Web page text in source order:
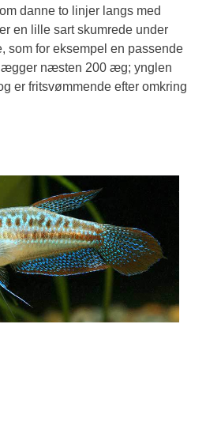
danne to linjer langs med
en lille sart skumrede under
som for eksempel en passende
næsten 200 æg; ynglen
er fritsvømmende efter omkring